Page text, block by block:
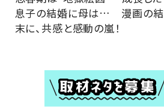
息子の結婚に母は… 漫画の結
末に、共感と感動の嵐！